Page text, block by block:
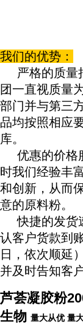
我们的优势：
严格的质量
团一直视质量
部门并与第三
品均按照相应
库。
优惠的价格
时我们经验丰
和创新，从而
意的原料粉。
快捷的发货
认客户货款到
日，依次顺延
并及时告知客
芦荟凝胶粉
生物 量大从优 量